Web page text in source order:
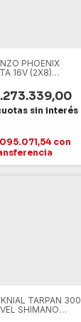
PHOENIX
16V (2X8)
50X51.2
con
TARPAN 300
SHIMANO